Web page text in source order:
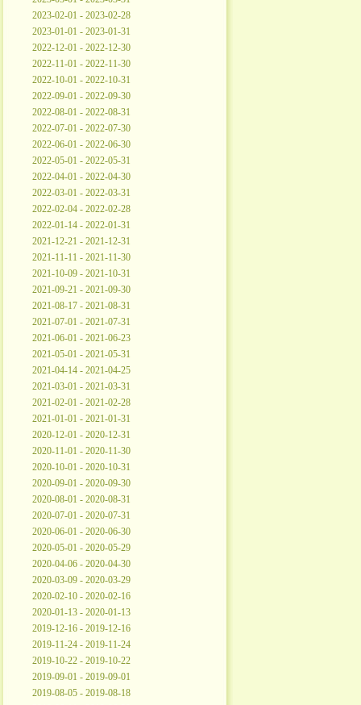
2023-02-01 - 2023-02-28
2023-01-01 - 2023-01-31
2022-12-01 - 2022-12-30
2022-11-01 - 2022-11-30
2022-10-01 - 2022-10-31
2022-09-01 - 2022-09-30
2022-08-01 - 2022-08-31
2022-07-01 - 2022-07-30
2022-06-01 - 2022-06-30
2022-05-01 - 2022-05-31
2022-04-01 - 2022-04-30
2022-03-01 - 2022-03-31
2022-02-04 - 2022-02-28
2022-01-14 - 2022-01-31
2021-12-21 - 2021-12-31
2021-11-11 - 2021-11-30
2021-10-09 - 2021-10-31
2021-09-21 - 2021-09-30
2021-08-17 - 2021-08-31
2021-07-01 - 2021-07-31
2021-06-01 - 2021-06-23
2021-05-01 - 2021-05-31
2021-04-14 - 2021-04-25
2021-03-01 - 2021-03-31
2021-02-01 - 2021-02-28
2021-01-01 - 2021-01-31
2020-12-01 - 2020-12-31
2020-11-01 - 2020-11-30
2020-10-01 - 2020-10-31
2020-09-01 - 2020-09-30
2020-08-01 - 2020-08-31
2020-07-01 - 2020-07-31
2020-06-01 - 2020-06-30
2020-05-01 - 2020-05-29
2020-04-06 - 2020-04-30
2020-03-09 - 2020-03-29
2020-02-10 - 2020-02-16
2020-01-13 - 2020-01-13
2019-12-16 - 2019-12-16
2019-11-24 - 2019-11-24
2019-10-22 - 2019-10-22
2019-09-01 - 2019-09-01
2019-08-05 - 2019-08-18